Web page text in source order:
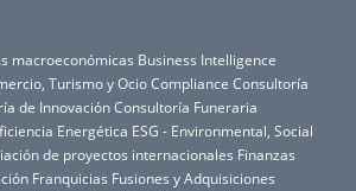
macroeconómicas Business Intelligence
Turismo y OcioCompliance Consultoría
de InnovaciónConsultoría Funeraria
Energética ESG - Environmental, Social
de proyectos internacionales Finanzas
Franquicias Fusiones y Adquisiciones